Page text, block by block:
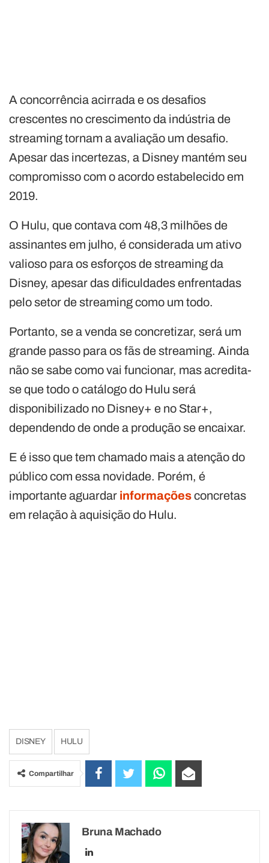
A concorrência acirrada e os desafios
crescentes no crescimento da indústria de
streaming tornam a avaliação um desafio.
Apesar das incertezas, a Disney mantém seu
compromisso com o acordo estabelecido em
2019.
O Hulu, que contava com 48,3 milhões de
assinantes em julho, é considerada um ativo
valioso para os esforços de streaming da
Disney, apesar das dificuldades enfrentadas
pelo setor de streaming como um todo.
Portanto, se a venda se concretizar, será um
grande passo para os fãs de streaming. Ainda
não se sabe como vai funcionar, mas acredita-
se que todo o catálogo do Hulu será
disponibilizado no Disney+ e no Star+,
dependendo de onde a produção se encaixar.
E é isso que tem chamado mais a atenção do
público com essa novidade. Porém, é
importante aguardar informaçõesconcretas
em relação à aquisição do Hulu.
DISNEY HULU
Compartilhar
Bruna Machado